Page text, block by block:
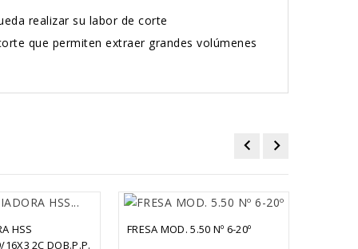
realizar su labor de corte
que permiten extraer grandes volúmenes
HSS
2C DOB.P.P.
FRESA MOD. 5.50 Nº 6-20º